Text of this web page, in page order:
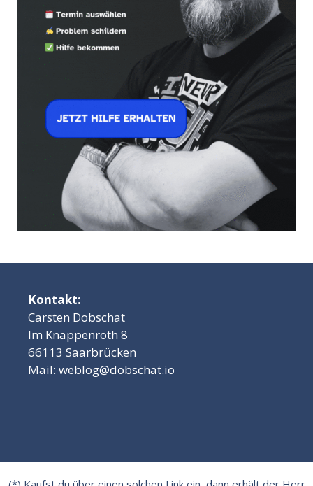
Kontakt:
Carsten Dobschat
Im Knappenroth 8
66113 Saarbrücken
Mail: weblog@dobschat.io